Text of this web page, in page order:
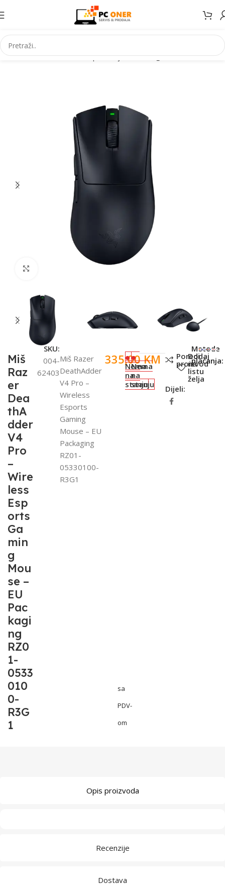
Početna Informatika PC periferija Miševi i grafički tableti
Miš
Raz
er
Dea
thA
dder
V4
Pro
–
Wire
less
Esp
orts
Ga
min
g
Mou
se –
EU
Pac
kagi
ng
RZ0
1-
0533
010
0-
R3G
1
SKU:
004-
62403
Miš Razer
DeathAdder
V4 Pro –
Wireless
Esports
Gaming
Mouse – EU
Packaging
RZ01-
05330100-
R3G1
335,00KM
sa
PDV-
om
Nema
na
stanju
Nema
na
stanju
Poredi
proizvod
Dodaj
na
listu
želja
Dijeli:
Metode
plaćanja:
Opis proizvoda
Recenzije
Dostava